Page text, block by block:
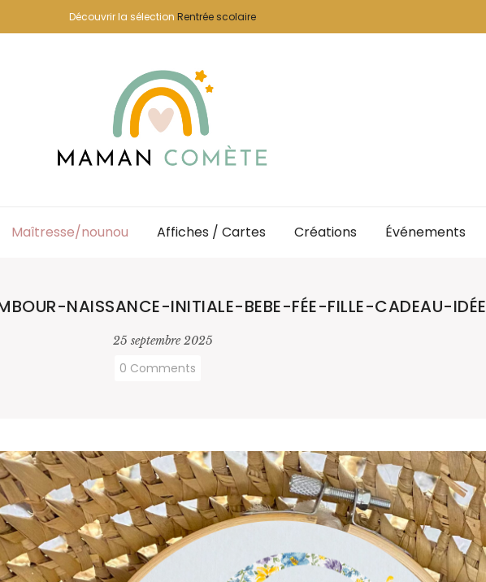
Découvrir la sélection Rentrée scolaire
Maîtresse/nounou Affiches / Cartes Créations Événements
NAISSANCE-INITIALE-BEBE-FÉE-FILLE-CADEAU-IDÉE
25 septembre 2025
0 Comments